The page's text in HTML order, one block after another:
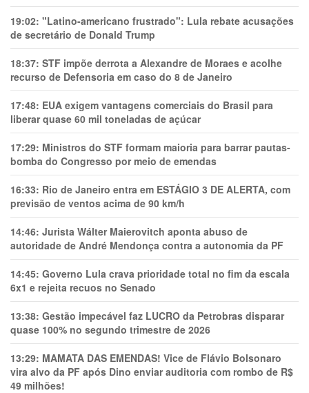
19:02: "Latino-americano frustrado": Lula rebate acusações
de secretário de Donald Trump
18:37: STF impõe derrota a Alexandre de Moraes e acolhe
recurso de Defensoria em caso do 8 de Janeiro
17:48: EUA exigem vantagens comerciais do Brasil para
liberar quase 60 mil toneladas de açúcar
17:29: Ministros do STF formam maioria para barrar pautas-
bomba do Congresso por meio de emendas
16:33: Rio de Janeiro entra em ESTÁGIO 3 DE ALERTA, com
previsão de ventos acima de 90 km/h
14:46: Jurista Wálter Maierovitch aponta abuso de
autoridade de André Mendonça contra a autonomia da PF
14:45: Governo Lula crava prioridade total no fim da escala
6x1 e rejeita recuos no Senado
13:38: Gestão impecável faz LUCRO da Petrobras disparar
quase 100% no segundo trimestre de 2026
13:29: MAMATA DAS EMENDAS! Vice de Flávio Bolsonaro
vira alvo da PF após Dino enviar auditoria com rombo de R$
49 milhões!